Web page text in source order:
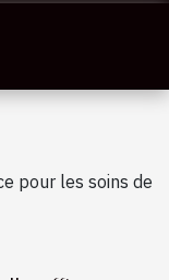
pour les soins de